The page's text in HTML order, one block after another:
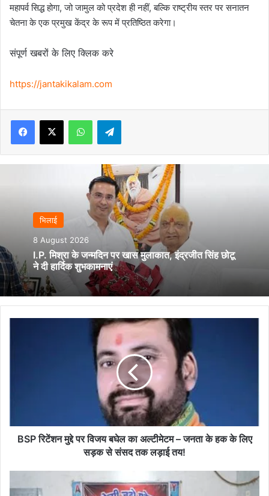
महापर्व सिद्ध होगा, जो जामुल को प्रदेश ही नहीं, बल्कि राष्ट्रीय स्तर पर सनातन
चेतना के एक प्रमुख केंद्र के रूप में प्रतिष्ठित करेगा।
संपूर्ण खबरों के लिए क्लिक करे
https://jantakikalam.com
Facebook
X WhatsAppTelegram
भिलाई
8 August 2026
I.P. मिश्रा के जन्मदिन पर खास मुलाकात, इंद्रजीत सिंह छोटू
ने दी हार्दिक शुभकामनाएं
–
जनता
लिए
BSP रिटेंशन मुद्दे पर विजय बघेल का अल्टीमेटम – जनता के हक के लिए
सड़क से संसद तक लड़ाई तय!
समाज